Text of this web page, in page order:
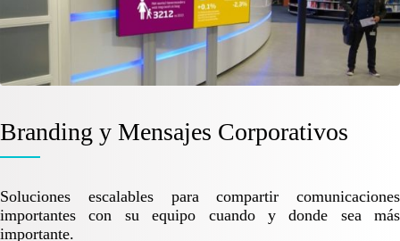
Branding y Mensajes Corporativos
Soluciones escalables para compartir comunicaciones
importantes con su equipo cuando y donde sea más
importante.